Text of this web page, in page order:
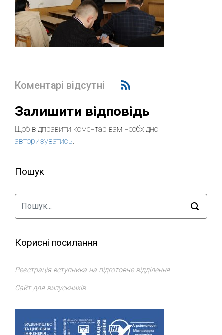
Коментарі відсутні
Залишити відповідь
Щоб відправити коментар вам необхідно
авторизуватись.
Пошук
Корисні посилання
Реєстрація вступника на підготовче відділення
Сайт для випускників